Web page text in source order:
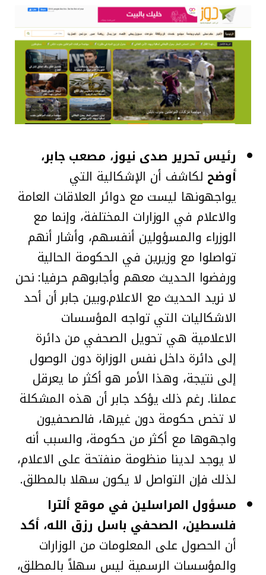
رئيس تحرير صدى نيوز، مصعب جابر،
أوضح لكاشف أن الإشكالية التي
يواجهونها ليست مع دوائر العلاقات العامة
والاعلام في الوزارات المختلفة، وإنما مع
الوزراء والمسؤولين أنفسهم، وأشار أنهم
تواصلوا مع وزيرين في الحكومة الحالية
ورفضوا الحديث معهم وأجابوهم حرفيا: نحن
لا نريد الحديث مع الاعلام.وبين جابر أن أحد
الاشكاليات التي تواجه المؤسسات
الاعلامية هي تحويل الصحفي من دائرة
إلى دائرة داخل نفس الوزارة دون الوصول
إلى نتيجة، وهذا الأمر هو أكثر ما يعرقل
عملنا. رغم ذلك يؤكد جابر أن هذه المشكلة
لا تخص حكومة دون غيرها، فالصحفيون
واجهوها مع أكثر من حكومة، والسبب أنه
لا يوجد لدينا منظومة منفتحة على الاعلام،
لذلك فإن التواصل لا يكون سهلا بالمطلق.
مسؤول المراسلين في موقع ألترا
فلسطين، الصحفي باسل رزق الله، أكد
أن الحصول على المعلومات من الوزارات
والمؤسسات الرسمية ليس سهلاً بالمطلق،